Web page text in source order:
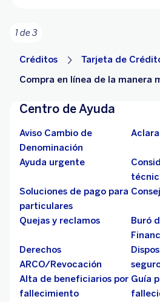
1 de 3
Créditos
Tarjeta de
Compra en línea de la manera
Centro de Ayuda
Aviso Cambio de
Denominación
Ayuda urgente
Soluciones de pago para
particulares
Quejas y reclamos
Buró
Derechos
ARCO/Revocación
Alta de beneficiarios por
fallecimiento
Guía